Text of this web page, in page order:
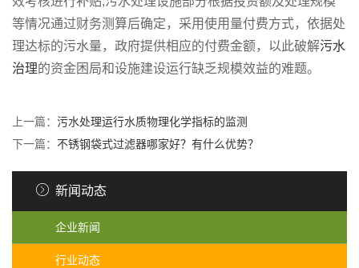
等情况通过财务测算后确定，采用使用量付费方式，依据处
理达标的污水量，政府提供相应的付费金额，以此破解污水
治理的资金困局和设施建设运行缺乏规模效益的难题。
上一篇： 污水处理运行水质物理化学指标的监测
下一篇： 不锈钢袋式过滤器哪家好？有什么优势？
新闻动态
企业新闻
行业动态